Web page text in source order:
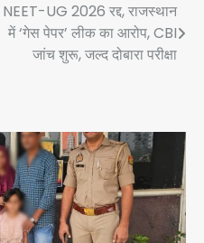
NEET-UG 2026 रद्द, राजस्थान
में ‘गेस पेपर’ लीक का आरोप, CBI
जांच शुरू, जल्द दोबारा परीक्षा